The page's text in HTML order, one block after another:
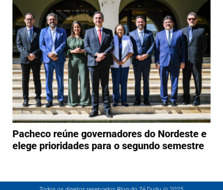
Pacheco reúne governadores do Nordeste e
elege prioridades para o segundo semestre